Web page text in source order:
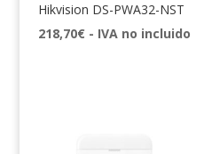
Hikvision DS-PWA32-NST
218,70€ - IVA no incluido